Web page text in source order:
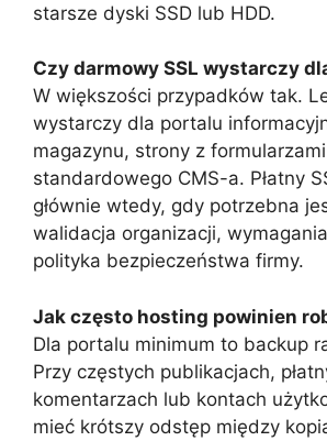
starsze dyski SSD lub HDD.
Czy darmowy SSL wystarczy
W większości przypadków tak.
wystarczy dla portalu
magazynu, strony z
standardowego CMS-a. Płatny
głównie wtedy, gdy potrzebna
walidacja organizacji,
polityka bezpieczeństwa firmy.
Jak często hosting powinien
Dla portalu minimum to backup
Przy częstych publikacjach,
komentarzach lub kontach
mieć krótszy odstęp między